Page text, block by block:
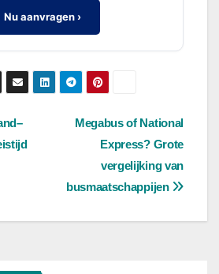
Nu aanvragen ›
Megabus of National
Express? Grote
vergelijking van
busmaatschappijen